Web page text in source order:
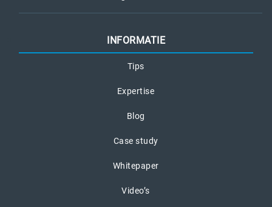
INFORMATIE
Tips
Expertise
Blog
Case study
Whitepaper
Video’s